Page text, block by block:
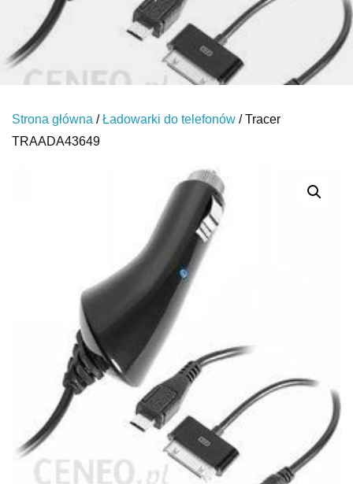
Strona główna /Ładowarki do telefonów / Tracer
TRAADA43649